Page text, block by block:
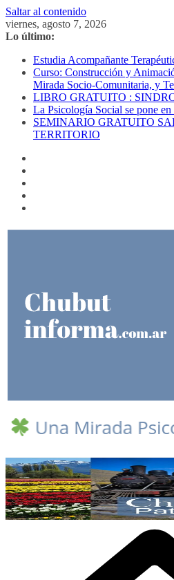
Saltar al contenido
viernes, agosto 7, 2026
Lo último:
Estudia Acompañante
Curso: Construcción y
Mirada Socio-Comunitaria, y
LIBRO GRATUITO :
La Psicología Social se pone
SEMINARIO GRATUITO
TERRITORIO